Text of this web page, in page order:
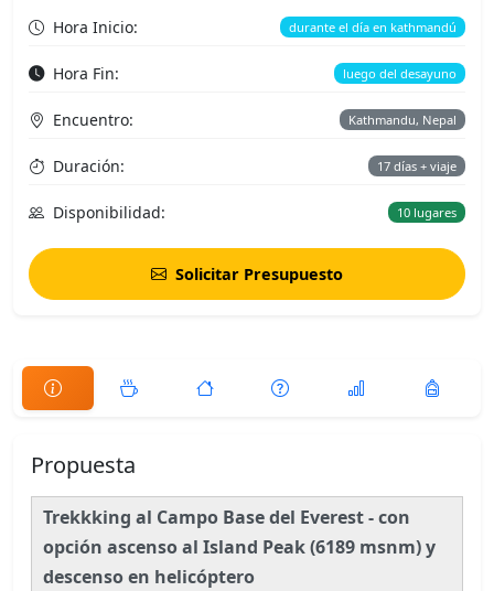
Hora Inicio: durante el día en kathmandú
Hora Fin: luego del desayuno
Encuentro: Kathmandu, Nepal
Duración: 17 días + viaje
Disponibilidad: 10 lugares
Solicitar Presupuesto
Propuesta
Trekkking al Campo Base del Everest - con
opción ascenso al Island Peak (6189 msnm) y
descenso en helicóptero